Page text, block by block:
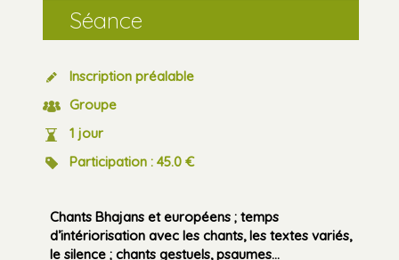
Séance
Inscription préalable
Groupe
1 jour
Participation : 45.0 €
Chants Bhajans et européens ; temps
d’intériorisation avec les chants, les textes variés,
le silence ; chants gestuels, psaumes…